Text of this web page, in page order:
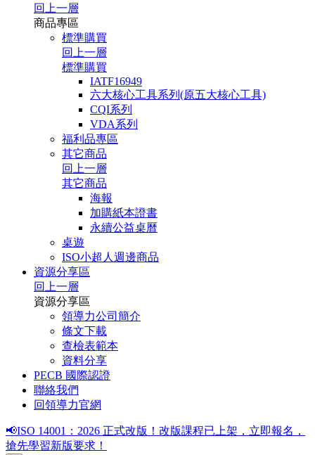
回上一層
商品專區
標準購買
回上一層
標準購買
IATF16949
六大核心工具系列(原五大核心工具)
CQI系列
VDA系列
福利品專區
其它商品
回上一層
其它商品
海報
加購紙本證書
永續公益桌曆
桌遊
ISO小超人週邊商品
資源分享區
回上一層
資源分享區
領導力公司簡介
條文下載
查檢表範本
資料分享
PECB 國際認證
聯絡我們
回領導力官網
📢ISO 14001：2026 正式改版！改版課程已上架，立即報名，
搶先學習新版要求！